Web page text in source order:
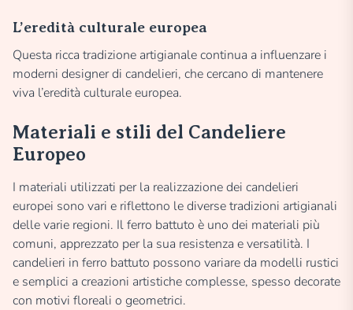
L’eredità culturale europea
Questa ricca tradizione artigianale continua a influenzare i
moderni designer di candelieri, che cercano di mantenere
viva l’eredità culturale europea.
Materiali e stili del Candeliere
Europeo
I materiali utilizzati per la realizzazione dei candelieri
europei sono vari e riflettono le diverse tradizioni artigianali
delle varie regioni. Il ferro battuto è uno dei materiali più
comuni, apprezzato per la sua resistenza e versatilità. I
candelieri in ferro battuto possono variare da modelli rustici
e semplici a creazioni artistiche complesse, spesso decorate
con motivi floreali o geometrici.